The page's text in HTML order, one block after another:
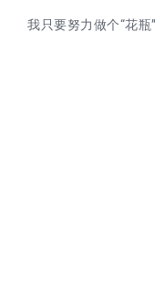
我只要努力做个“花瓶